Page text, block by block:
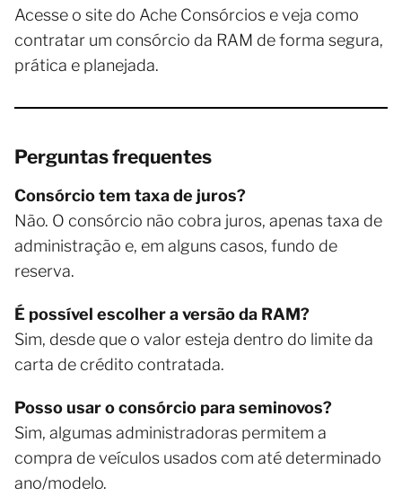
Acesse o site do Ache Consórcios e veja como
contratar um consórcio da RAM de forma segura,
prática e planejada.
Perguntas frequentes
Consórcio tem taxa de juros?
Não. O consórcio não cobra juros, apenas taxa de
administração e, em alguns casos, fundo de
reserva.
É possível escolher a versão da RAM?
Sim, desde que o valor esteja dentro do limite da
carta de crédito contratada.
Posso usar o consórcio para seminovos?
Sim, algumas administradoras permitem a
compra de veículos usados com até determinado
ano/modelo.